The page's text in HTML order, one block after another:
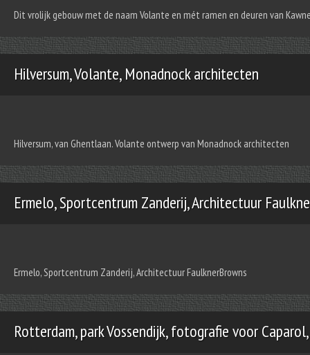
Dit vrolijk gebouw met de naam Volante en mét ramen en deuren van
Hilversum, Volante, Monadnock architecten
Hilversum, van Ghentlaan. Volante ontwerp van Monadnock architecten
Ermelo, Sportcentrum Zanderij, Architectuur
Ermelo, Sportcentrum Zanderij, Architectuur FaulknerBrowns
Rotterdam, park Vossendijk, fotografie voor